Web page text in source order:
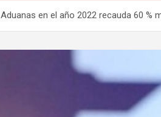
Aduanas en el año 2022 recauda 60 %